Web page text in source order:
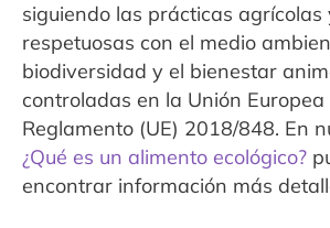
siguiendo las prácticas
respetuosas con el medio
biodiversidad y el bienestar
controladas en la Unión Europea
Reglamento (UE) 2018/848. En
¿Qué es un alimento ecológico?
encontrar información más